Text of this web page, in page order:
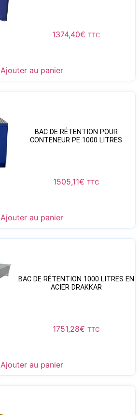
1374,40€ TTC
Ajouter au panier
BAC DE RÉTENTION POUR
CONTENEUR PE 1000 LITRES
1505,11€ TTC
Ajouter au panier
BAC DE RÉTENTION 1000 LITRES EN
ACIER DRAKKAR
1751,28€ TTC
Ajouter au panier